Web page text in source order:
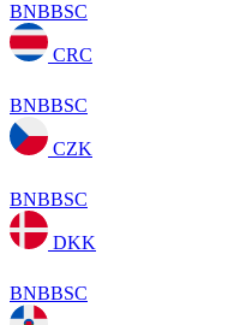
BNBBSC
CRC
BNBBSC
CZK
BNBBSC
DKK
BNBBSC